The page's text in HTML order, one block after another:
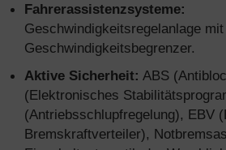
Fahrerassistenzsysteme:
Geschwindigkeitsregelanlage mit
Geschwindigkeitsbegrenzer.
Aktive Sicherheit: ABS
(Elektronisches
(Antriebsschlupfregelung), EBV
Bremskraftverteiler),